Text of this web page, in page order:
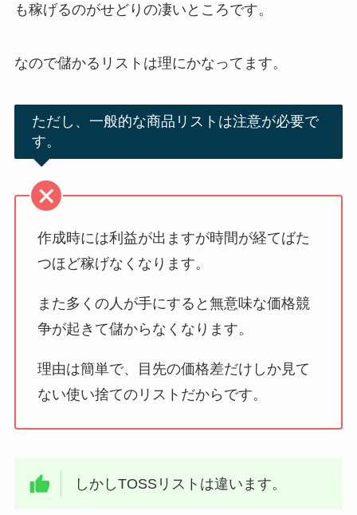
も稼げるのがせどりの凄いところです。
なので儲かるリストは理にかなってます。
ただし、一般的な商品リストは注意が必要で
す。
作成時には利益が出ますが時間が経てばた
つほど稼げなくなります。
また多くの人が手にすると無意味な価格競
争が起きて儲からなくなります。
理由は簡単で、目先の価格差だけしか見て
ない使い捨てのリストだからです。
しかしTOSSリストは違います。